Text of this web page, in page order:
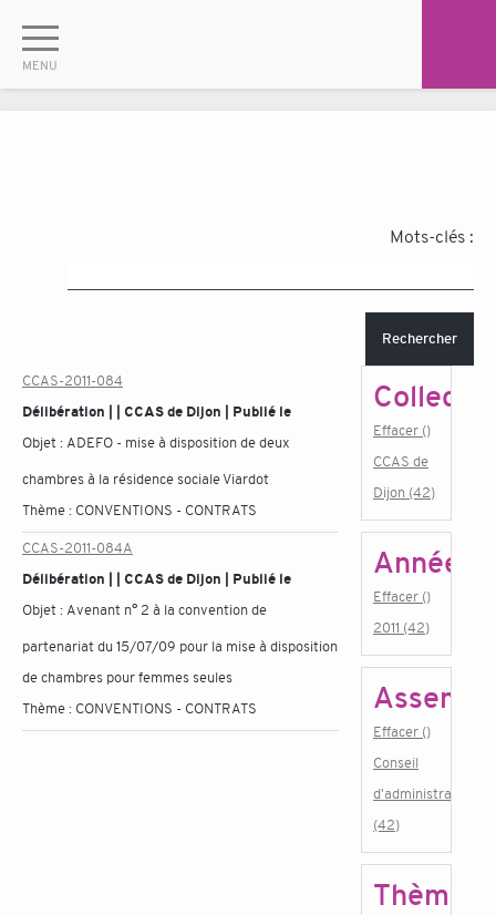
Mots-clés :
Rechercher
CCAS-2011-084
Délibération | | CCAS de Dijon | Publié le
Objet : ADEFO - mise à disposition de deux
chambres à la résidence sociale Viardot
Thème : CONVENTIONS - CONTRATS
CCAS-2011-084A
Délibération | | CCAS de Dijon | Publié le
Objet : Avenant n° 2 à la convention de
partenariat du 15/07/09 pour la mise à disposition
de chambres pour femmes seules
Thème : CONVENTIONS - CONTRATS
Effacer ()
CCAS de
Dijon (42)
Année
Effacer ()
2011 (42)
Effacer ()
Conseil
d'administration
(42)
Thème